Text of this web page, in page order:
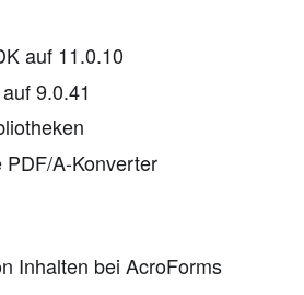
auf 11.0.10
9.0.41
A-Konverter
Inhalten bei AcroForms